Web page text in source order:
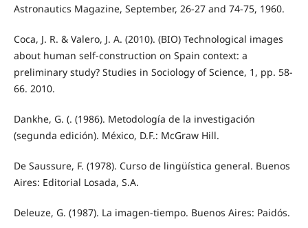
Astronautics Magazine, September, 26-27 and 74-75, 1960.
Coca, J. R. & Valero, J. A. (2010). (BIO) Technological images
about human self-construction on Spain context: a
preliminary study? Studies in Sociology of Science, 1, pp. 58-
66. 2010.
Dankhe, G. (. (1986). Metodología de la investigación
(segunda edición). México, D.F.: McGraw Hill.
De Saussure, F. (1978). Curso de lingüística general. Buenos
Aires: Editorial Losada, S.A.
Deleuze, G. (1987). La imagen-tiempo. Buenos Aires: Paidós.